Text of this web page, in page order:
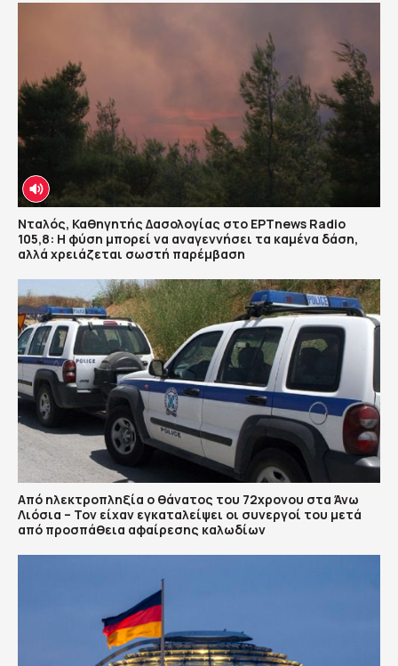
Νταλός, Καθηγητής Δασολογίας στο ΕΡΤnews Radio
105,8: Η φύση μπορεί να αναγεννήσει τα καμένα δάση,
αλλά χρειάζεται σωστή παρέμβαση
Από ηλεκτροπληξία ο θάνατος του 72χρονου στα Άνω
Λιόσια – Τον είχαν εγκαταλείψει οι συνεργοί του μετά
από προσπάθεια αφαίρεσης καλωδίων